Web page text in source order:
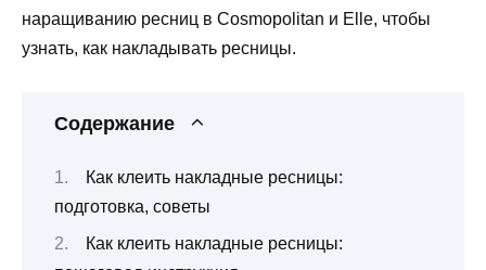
наращиванию ресниц в Cosmopolitan и Elle, чтобы
узнать, как накладывать ресницы.
Содержание
Как клеить накладные ресницы:
подготовка, советы
Как клеить накладные ресницы: